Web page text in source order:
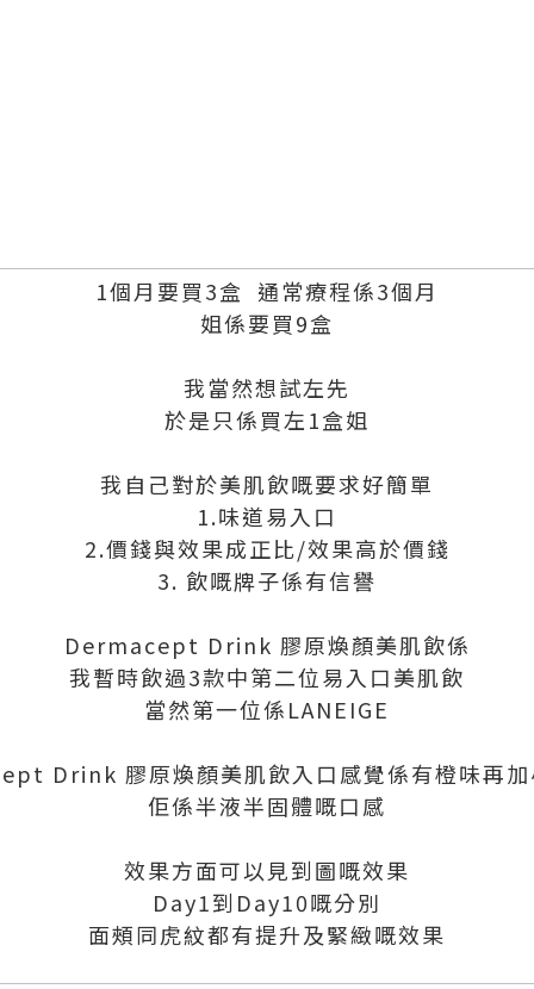
1個月要買3盒 通常療程係3個月
姐係要買9盒
我當然想試左先
於是只係買左1盒姐
我自己對於美肌飲嘅要求好簡單
1.味道易入口
2.價錢與效果成正比/效果高於價錢
3. 飲嘅牌子係有信譽
Dermacept Drink 膠原煥顏美肌飲係
我暫時飲過3款中第二位易入口美肌飲
當然第一位係LANEIGE
Drink 膠原煥顏美肌飲入口感覺係有橙味再加
佢係半液半固體嘅口感
效果方面可以見到圖嘅效果
Day1到Day10嘅分別
面頰同虎紋都有提升及緊緻嘅效果